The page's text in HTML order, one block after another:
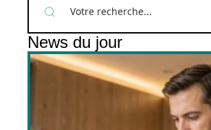
News du jour